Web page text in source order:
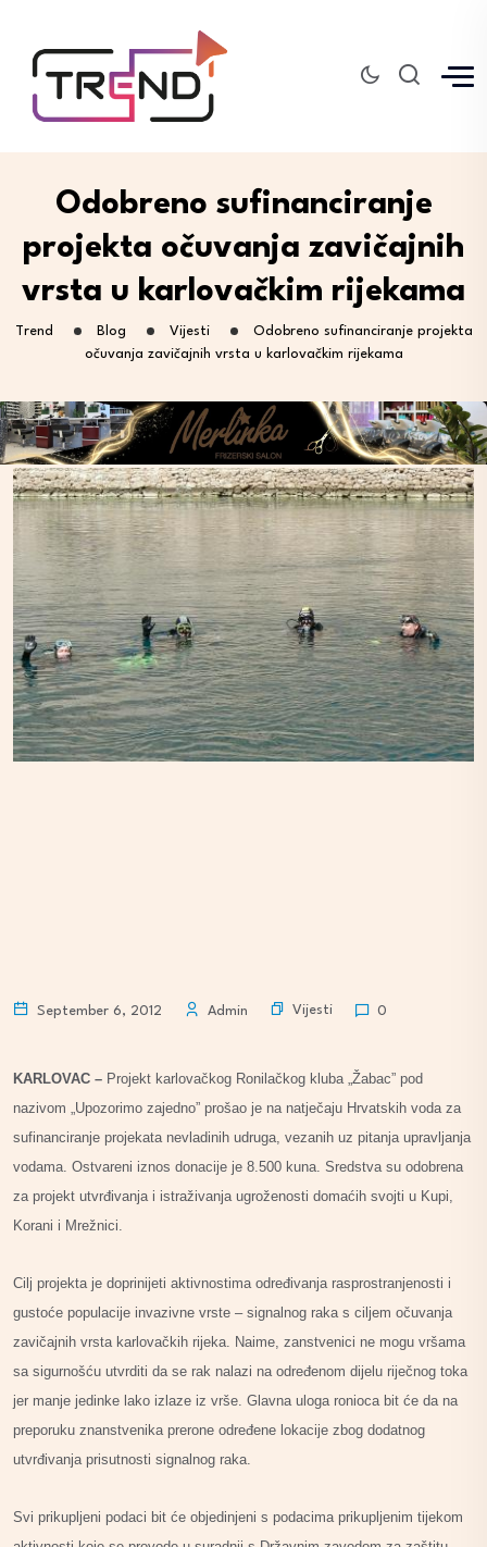
Odobreno sufinanciranje
projekta očuvanja zavičajnih
vrsta u karlovačkim rijekama
Trend Blog Vijesti
Odobreno sufinanciranje projekta
očuvanja zavičajnih vrsta u karlovačkim rijekama
September 6, 2012 Admin Vijesti 0
KARLOVAC – Projekt karlovačkog Ronilačkog kluba „Žabac” pod
nazivom „Upozorimo zajedno” prošao je na natječaju Hrvatskih voda za
sufinanciranje projekata nevladinih udruga, vezanih uz pitanja upravljanja
vodama. Ostvareni iznos donacije je 8.500 kuna. Sredstva su odobrena
za projekt utvrđivanja i istraživanja ugroženosti domaćih svojti u Kupi,
Korani i Mrežnici.
Cilj projekta je doprinijeti aktivnostima određivanja rasprostranjenosti i
gustoće populacije invazivne vrste – signalnog raka s ciljem očuvanja
zavičajnih vrsta karlovačkih rijeka. Naime, zanstvenici ne mogu vršama
sa sigurnošću utvrditi da se rak nalazi na određenom dijelu riječnog toka
jer manje jedinke lako izlaze iz vrše. Glavna uloga ronioca bit će da na
preporuku znanstvenika prerone određene lokacije zbog dodatnog
utvrđivanja prisutnosti signalnog raka.
Svi prikupljeni podaci bit će objedinjeni s podacima prikupljenim tijekom